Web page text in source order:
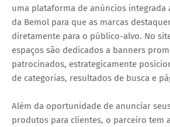
uma plataforma de anúncios integrada
da Bemol para que as marcas
diretamente para o público-alvo. No
espaços são dedicados a banners
patrocinados, estrategicamente
de categorias, resultados de busca e
Além da oportunidade de anunciar
produtos para clientes, o parceiro tem